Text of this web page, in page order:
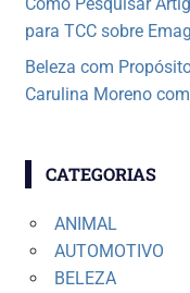
para TCC sobre
Beleza com
Carulina Moreno
CATEGORIAS
ANIMAL
AUTOMOTIVO
BELEZA